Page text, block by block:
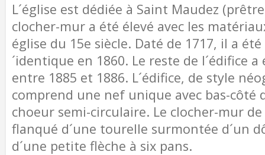
L´église est dédiée à Saint Maudez
clocher-mur a été élevé avec les
église du 15e siècle. Daté de 1717, il a
´identique en 1860. Le reste de l´édifice
entre 1885 et 1886. L´édifice, de style
comprend une nef unique avec bas-côté
choeur semi-circulaire. Le clocher-mur
flanqué d´une tourelle surmontée d´un
d´une petite flèche à six pans.